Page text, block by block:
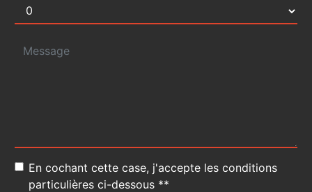
En cochant cette case, j'accepte les conditions
particulières ci-dessous **